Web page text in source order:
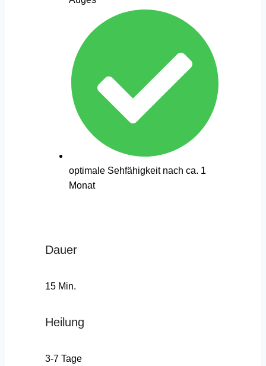
optimale Sehfähigkeit nach ca. 1
Monat
Dauer
15 Min.
Heilung
3-7 Tage